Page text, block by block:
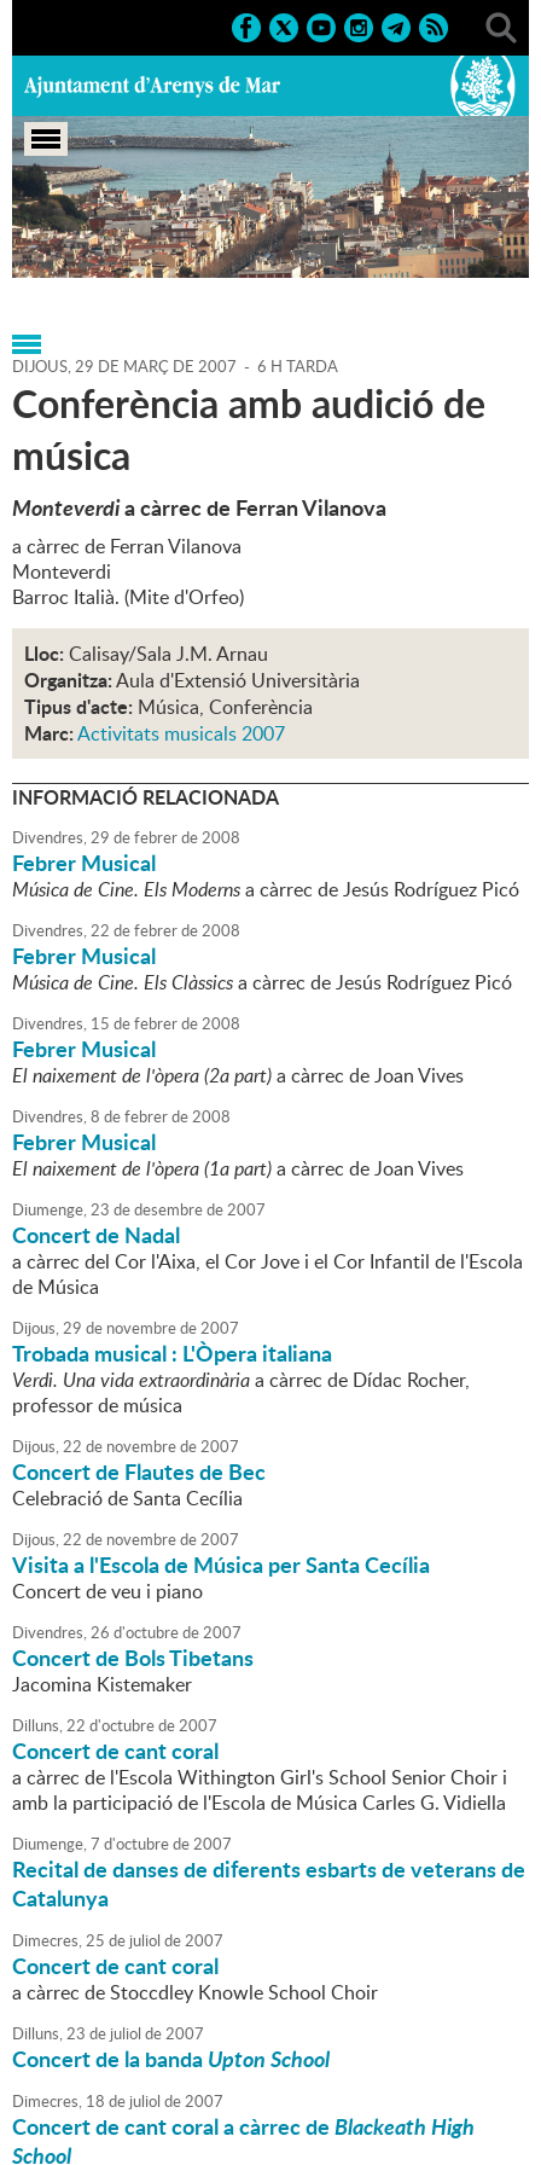
Portada > Agenda > 29-03-
2007 > Marcs > Culturals > 2007 > Activitats musicals 2007
DIJOUS,29 DE MARÇ DE 2007 - 6 H TARDA
Conferència amb audició de
música
Monteverdia càrrec de Ferran Vilanova
a càrrec de Ferran Vilanova
Monteverdi
Barroc Italià. (Mite d'Orfeo)
Lloc: Calisay/Sala J.M. Arnau
Organitza:Aula d'Extensió Universitària
Tipus d'acte: Música, Conferència
Marc:Activitats musicals 2007
INFORMACIÓ RELACIONADA
Divendres,29 defebrerde2008
Febrer Musical
Música de Cine. Els Modernsa càrrec de Jesús Rodríguez Picó
Divendres,22 defebrerde2008
Febrer Musical
Música de Cine. Els Clàssicsa càrrec de Jesús Rodríguez Picó
Divendres, 15 defebrerde2008
Febrer Musical
El naixement de l'òpera (2a part)a càrrec de Joan Vives
Divendres,8 defebrerde2008
Febrer Musical
El naixement de l'òpera (1a part)a càrrec de Joan Vives
Diumenge,23 dedesembrede2007
Concert de Nadal
a càrrec del Cor l'Aixa, el Cor Jove i el Cor Infantil de l'Escola
de Música
Dijous,29 de novembrede2007
Trobada musical : L'Òpera italiana
Verdi. Una vida extraordinàriaa càrrec de Dídac Rocher,
professor de música
Dijous,22 de novembrede2007
Concert de Flautes de Bec
Celebració de Santa Cecília
Dijous,22 de novembrede2007
Visita a l'Escola de Música per Santa Cecília
Concert de veu i piano
Divendres,26 d'octubrede2007
Concert de Bols Tibetans
Jacomina Kistemaker
Dilluns,22 d'octubrede2007
Concert de cant coral
a càrrec de l'Escola Withington Girl's School Senior Choir i
amb la participació de l'Escola de Música Carles G. Vidiella
Diumenge,7 d'octubrede2007
Recital de danses de diferents esbarts de veterans de
Catalunya
Dimecres,25 de juliol de2007
Concert de cant coral
a càrrec de Stoccdley Knowle School Choir
Dilluns,23 de juliol de2007
Concert de la bandaUpton School
Dimecres, 18 de juliol de2007
Concert de cant coral a càrrec deBlackeath High
School